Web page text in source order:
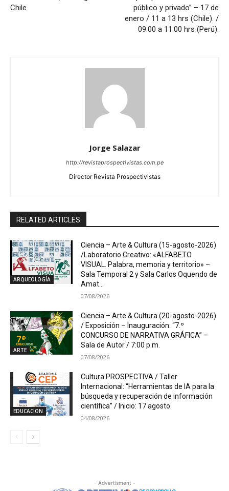
Chile.
público y privado” – 17 de
enero / 11 a 13 hrs (Chile). /
09:00 a 11:00 hrs (Perú).
Jorge Salazar
http://revistaprospectivistas.com.pe
Director Revista Prospectivistas
RELATED ARTICLES
ARQUEOLOGÍA
Ciencia – Arte & Cultura (15-agosto-2026)
/Laboratorio Creativo: «ALFABETO
VISUAL. Palabra, memoria y territorio» –
Sala Temporal 2 y Sala Carlos Oquendo de
Amat...
07/08/2026
ARTE
Ciencia – Arte & Cultura (20-agosto-2026)
/ Exposición – Inauguración: “7.º
CONCURSO DE NARRATIVA GRÁFICA” –
Sala de Autor / 7:00 p.m.
07/08/2026
EDUCACION
Cultura PROSPECTIVA / Taller
Internacional: “Herramientas de IA para la
búsqueda y recuperación de información
científica” / Inicio: 17 agosto.
04/08/2026
- Advertisment -